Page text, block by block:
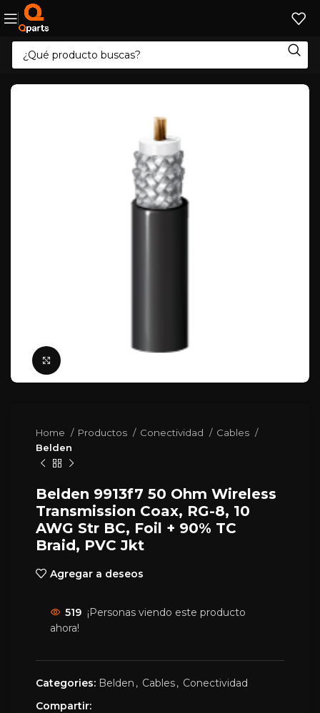
Home Productos Conectividad
Cables
Belden
Belden 9913f7 50 Ohm Wireless
Transmission Coax, RG-8, 10
AWG Str BC, Foil + 90% TC
Braid, PVC Jkt
Agregar a deseos
519 ¡Personas viendo este producto
ahora!
Categories: Belden , Cables, Conectividad
Compartir: